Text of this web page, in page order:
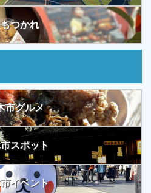
つかれ
市グルメ
スポット
イベント